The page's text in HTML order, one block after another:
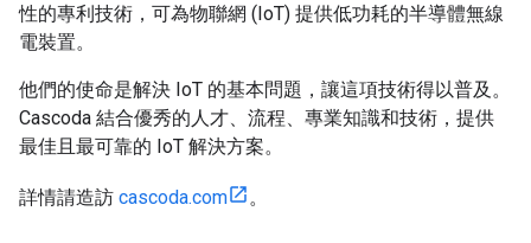
性的專利技術，可為物聯網 (IoT) 提供低功耗的半導體無線
電裝置。
他們的使命是解決 IoT 的基本問題，讓這項技術得以普及。
Cascoda 結合優秀的人才、流程、專業知識和技術，提供
最佳且最可靠的 IoT 解決方案。
詳情請造訪 cascoda.com 。